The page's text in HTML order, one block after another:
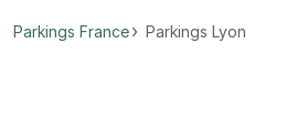
Parkings France Parkings Lyon